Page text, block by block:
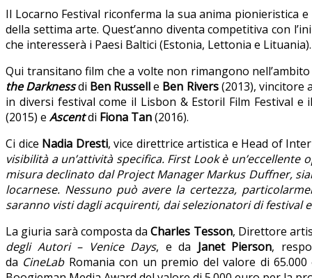
Il Locarno Festival riconferma la sua anima pionieristica
della settima arte. Quest’anno diventa competitiva con
che interesserà i Paesi Baltici (Estonia, Lettonia e Lituania).
Qui transitano film che a volte non rimangono
the Darknessdi Ben Russelle Ben Rivers(2013), vincitore
in diversi festival come il Lisbon & Estoril Film Festival e
(2015) e Ascentdi Fiona Tan(2016).
Ci dice Nadia Dresti, vice direttrice artistica e Head of
visibilità a un’attività specifica. First Look è
misura declinato dal Project Manager Markus Duffner,
locarnese. Nessuno può avere la certezza,
saranno visti dagli acquirenti, dai selezionatori di
La giuria sarà composta daCharles Tesson, Direttore
degli Autori – Venice Days, e da Janet Pierson,
da CineLabRomania con un premio del valore di